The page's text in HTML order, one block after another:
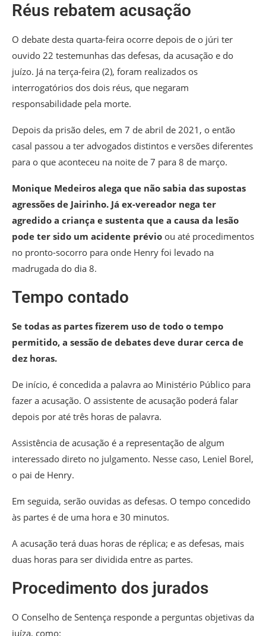
Réus rebatem acusação
O debate desta quarta-feira ocorre depois de o júri ter
ouvido 22 testemunhas das defesas, da acusação e do
juízo. Já na terça-feira (2), foram realizados os
interrogatórios dos dois réus, que negaram
responsabilidade pela morte.
Depois da prisão deles, em 7 de abril de 2021, o então
casal passou a ter advogados distintos e versões diferentes
para o que aconteceu na noite de 7 para 8 de março.
Monique Medeiros alega que não sabia das supostas
agressões de Jairinho. Já ex-vereador nega ter
agredido a criança e sustenta que a causa da lesão
pode ter sido um acidente prévio ou até procedimentos
no pronto-socorro para onde Henry foi levado na
madrugada do dia 8.
Tempo contado
Se todas as partes fizerem uso de todo o tempo
permitido, a sessão de debates deve durar cerca de
dez horas.
De início, é concedida a palavra ao Ministério Público para
fazer a acusação. O assistente de acusação poderá falar
depois por até três horas de palavra.
Assistência de acusação é a representação de algum
interessado direto no julgamento. Nesse caso, Leniel Borel,
o pai de Henry.
Em seguida, serão ouvidas as defesas. O tempo concedido
às partes é de uma hora e 30 minutos.
A acusação terá duas horas de réplica; e as defesas, mais
duas horas para ser dividida entre as partes.
Procedimento dos jurados
O Conselho de Sentença responde a perguntas objetivas da
juíza, como: